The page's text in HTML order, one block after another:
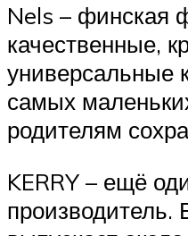
Nels – финская
качественные,
универсальные
самых
родителям
KERRY – ещё
производитель.